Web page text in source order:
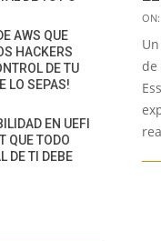
02-
01
ON:
de
AWS QUE
HACKERS
DE TU
LO SEPAS!
EN UEFI
QUE TODO
DE TI DEBE